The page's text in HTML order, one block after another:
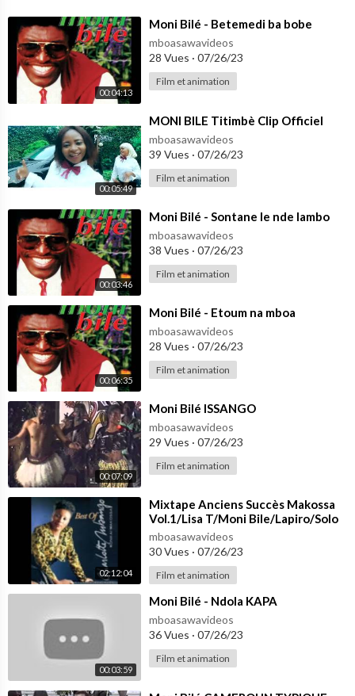
00:04:13
⁣Moni Bilé - Betemedi ba bobe
mboasawavideos
28 Vues · 07/26/23
Film et animation
00:05:49
⁣MONI BILE Titimbè Clip Officiel
mboasawavideos
39 Vues · 07/26/23
Film et animation
00:03:46
⁣Moni Bilé - Sontane le nde lambo
mboasawavideos
38 Vues · 07/26/23
Film et animation
00:06:35
⁣Moni Bilé - Etoum na mboa
mboasawavideos
28 Vues · 07/26/23
Film et animation
00:07:09
⁣Moni Bilé ISSANGO
mboasawavideos
29 Vues · 07/26/23
Film et animation
02:12:04
⁣Mixtape Anciens Succès Makossa
Vol.1/Lisa T/Moni Bile/Lapiro/Solo
Muna/Papillon/Petit Pays/Tom
Yoms
mboasawavideos
30 Vues · 07/26/23
Film et animation
00:03:59
⁣Moni Bilé - Ndola KAPA
mboasawavideos
36 Vues · 07/26/23
Film et animation